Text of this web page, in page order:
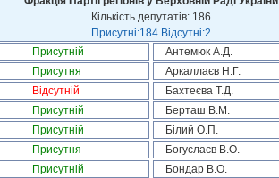
Кількість депутатів: 186
Присутні:184 Відсутні:2
Присутній Антемюк А.Д.
Присутня Аркаллаєв Н.Г.
Відсутній Бахтеєва Т.Д.
Присутній Берташ В.М.
Присутній Білий О.П.
Присутня Богуслаєв В.О.
Присутній Бондар В.О.